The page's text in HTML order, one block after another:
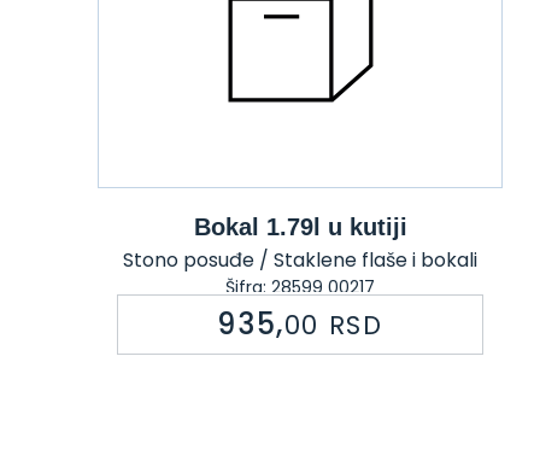
Bokal 1.79l u kutiji
Stono posuđe / Staklene flaše i bokali
Šifra: 28599 00217
935,00 RSD